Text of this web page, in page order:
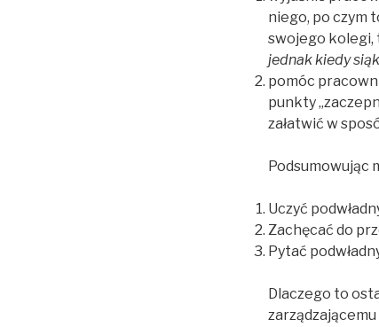
niego, po czym
swojego kolegi,
jednak kiedy
pomóc
punkty
załatwić w
Podsumowując
Uczyć
Zachęcać do
Pytać
Dlaczego to